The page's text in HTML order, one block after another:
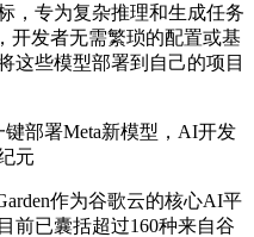
，专为复杂推理和生成任务
开发者无需繁琐的配置或基
这些模型部署到自己的项目
作为谷歌云的核心AI平
前已囊括超过160种来自谷